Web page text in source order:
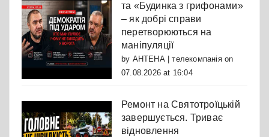
та «Будинка з грифонами»
– як добрі справи
перетворюються на
маніпуляції
by АНТЕНА | телекомпаніяon
07.08.2026 at 16:04
Ремонт на Святотроїцькій
завершується. Триває
відновлення